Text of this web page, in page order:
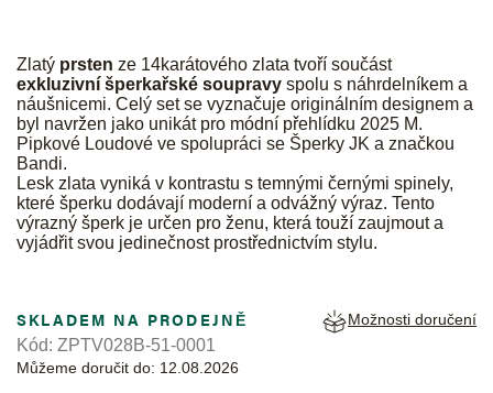
Zlatý prsten ze 14karátového zlata tvoří součást
exkluzivní šperkařské soupravy spolu s náhrdelníkem a
náušnicemi. Celý set se vyznačuje originálním designem a
byl navržen jako unikát pro módní přehlídku 2025 M.
Pipkové Loudové ve spolupráci se Šperky JK a značkou
Bandi.
Lesk zlata vyniká v kontrastu s temnými černými spinely,
které šperku dodávají moderní a odvážný výraz. Tento
výrazný šperk je určen pro ženu, která touží zaujmout a
vyjádřit svou jedinečnost prostřednictvím stylu.
SKLADEM NA PRODEJNĚ
Můžeme doručit do: 12.08.2026
Možnosti doručení
Kód: ZPTV028B-51-0001